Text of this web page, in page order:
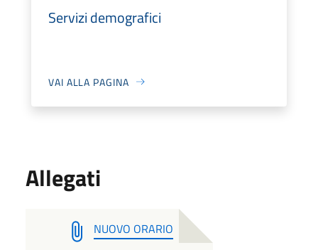
Servizi demografici
VAI ALLA PAGINA
Allegati
NUOVO ORARIO